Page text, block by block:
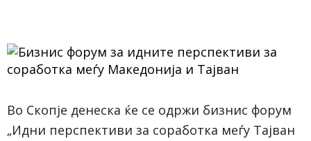
Во Скопје денеска ќе се одржи бизнис форум
„Идни перспективи за соработка меѓу Тајван